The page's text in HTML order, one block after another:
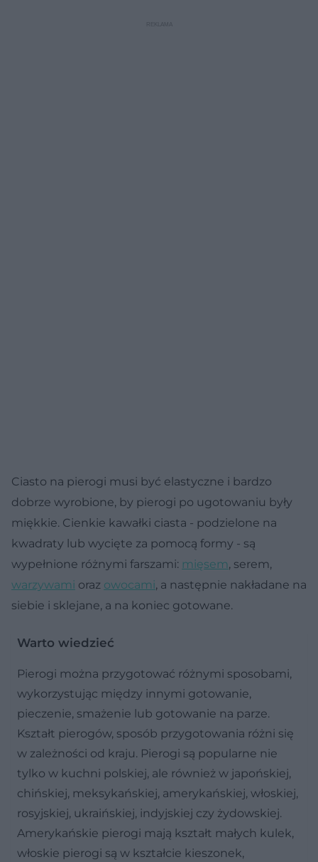
Ciasto na pierogi musi być elastyczne i bardzo
dobrze wyrobione, by pierogi po ugotowaniu były
miękkie. Cienkie kawałki ciasta - podzielone na
kwadraty lub wycięte za pomocą formy - są
wypełnione różnymi farszami: mięsem, serem,
warzywami oraz owocami, a następnie nakładane na
siebie i sklejane, a na koniec gotowane.
Warto wiedzieć
Pierogi można przygotować różnymi sposobami,
wykorzystując między innymi gotowanie,
pieczenie, smażenie lub gotowanie na parze.
Kształt pierogów, sposób przygotowania różni się
w zależności od kraju. Pierogi są popularne nie
tylko w kuchni polskiej, ale również w japońskiej,
chińskiej, meksykańskiej, amerykańskiej, włoskiej,
rosyjskiej, ukraińskiej, indyjskiej czy żydowskiej.
Amerykańskie pierogi mają kształt małych kulek,
włoskie pierogi są w kształcie kieszonek,